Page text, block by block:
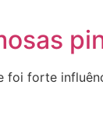
foi forte